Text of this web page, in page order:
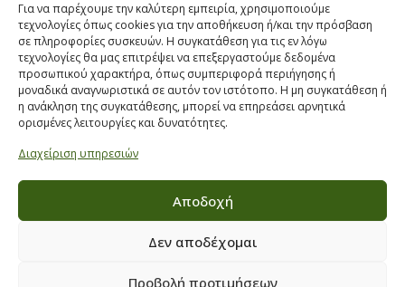
Για να παρέχουμε την καλύτερη εμπειρία, χρησιμοποιούμε
τεχνολογίες όπως cookies για την αποθήκευση ή/και την πρόσβαση
σε πληροφορίες συσκευών. Η συγκατάθεση για τις εν λόγω
τεχνολογίες θα μας επιτρέψει να επεξεργαστούμε δεδομένα
προσωπικού χαρακτήρα, όπως συμπεριφορά περιήγησης ή
μοναδικά αναγνωριστικά σε αυτόν τον ιστότοπο. Η μη συγκατάθεση ή
η ανάκληση της συγκατάθεσης, μπορεί να επηρεάσει αρνητικά
ορισμένες λειτουργίες και δυνατότητες.
Διαχείριση υπηρεσιών
Αποδοχή
Δεν αποδέχομαι
Προβολή προτιμήσεων
Θεσσαλονίκη, ΤΚ 542 50
Τηλ:231 030 9709,231 035 1630
Email:info@ecobuildings.gr
Email:eshop@ecobuildings.gr
ΟΡΟΙ ΧΡΗΣΗΣ
ΠΟΛΙΤΙΚΗ ΑΠΟΡΡΗΤΟΥ